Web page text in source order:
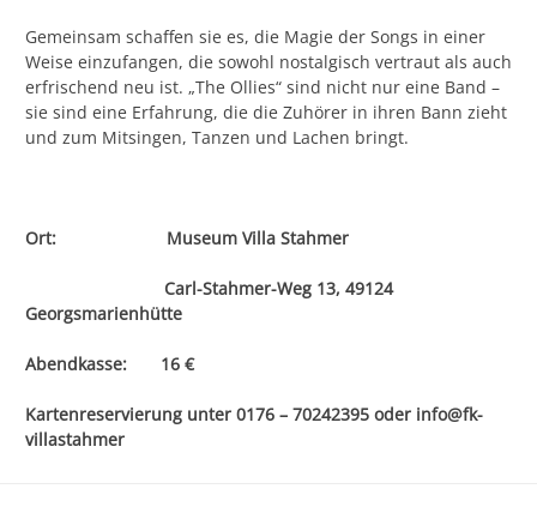
Gemeinsam schaffen sie es, die Magie der Songs in einer
Weise einzufangen, die sowohl nostalgisch vertraut als auch
erfrischend neu ist. „The Ollies“ sind nicht nur eine Band –
sie sind eine Erfahrung, die die Zuhörer in ihren Bann zieht
und zum Mitsingen, Tanzen und Lachen bringt.
Ort: Museum Villa Stahmer
Carl-Stahmer-Weg 13, 49124
Georgsmarienhütte
Abendkasse: 16 €
Kartenreservierung unter 0176 – 70242395 oder info@fk-
villastahmer